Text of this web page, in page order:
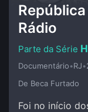
Rádio
Documentário•RJ•
De Beca Furtado
Foi no início